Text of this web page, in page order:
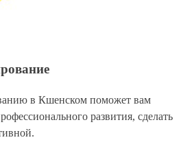
в Кшенском поможет вам
развития, сделать